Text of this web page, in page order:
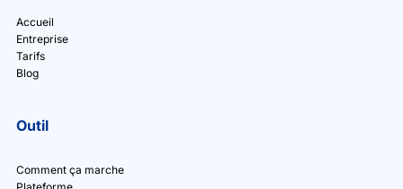
Accueil
Entreprise
Tarifs
Blog
Outil
Comment ça marche